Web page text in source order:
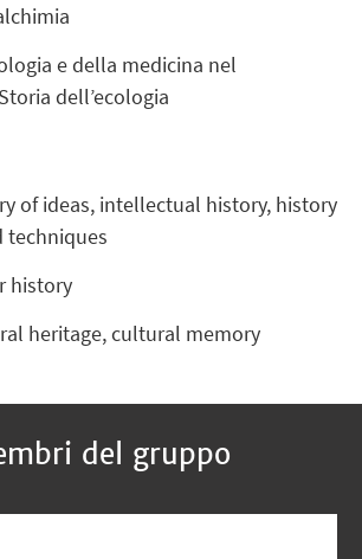
e della medicina nel
dell’ecologia
of ideas, intellectual history, history
techniques
history
heritage, cultural memory
del gruppo